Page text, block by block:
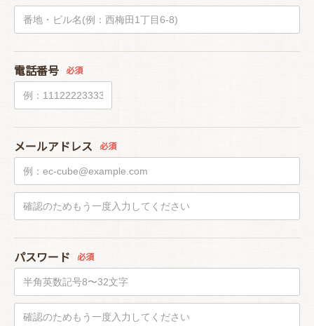
電話番号 必須
メールアドレス 必須
パスワード 必須